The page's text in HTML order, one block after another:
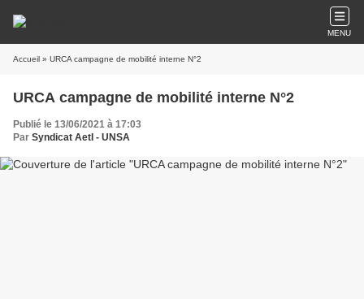
MENU
Accueil » URCA campagne de mobilité interne N°2
URCA campagne de mobilité interne N°2
Publié le 13/06/2021 à 17:03
Par Syndicat AetI - UNSA